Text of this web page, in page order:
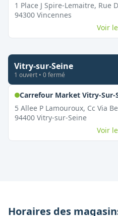
1 Place J Spire-Lemaitre, Rue
94300 Vincennes
Voir
Vitry-sur-Seine
1 ouvert • 0fermé
Carrefour Market Vitry-Sur-
5 Allee P Lamouroux, Cc Via
94400 Vitry-sur-Seine
Voir
Horaires des